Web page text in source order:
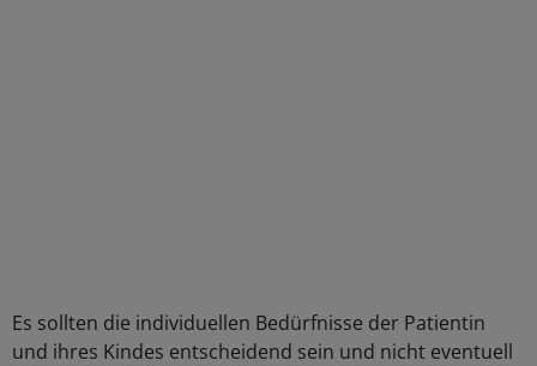
Es sollten die individuellen Bedürfnisse der Patientin
und ihres Kindes entscheidend sein und nicht eventuell